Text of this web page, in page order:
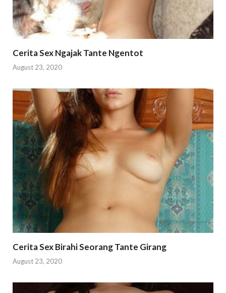
Cerita Sex Ngajak Tante Ngentot
August 23, 2020
Cerita Sex Birahi Seorang Tante Girang
August 23, 2020